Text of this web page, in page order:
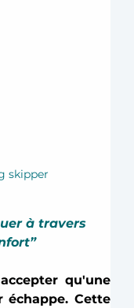
skipper
à travers
qu'une
Cette